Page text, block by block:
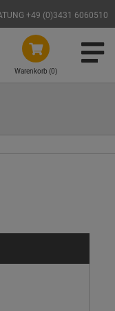
+49 (0)3431 6060510
Warenkorb (0)